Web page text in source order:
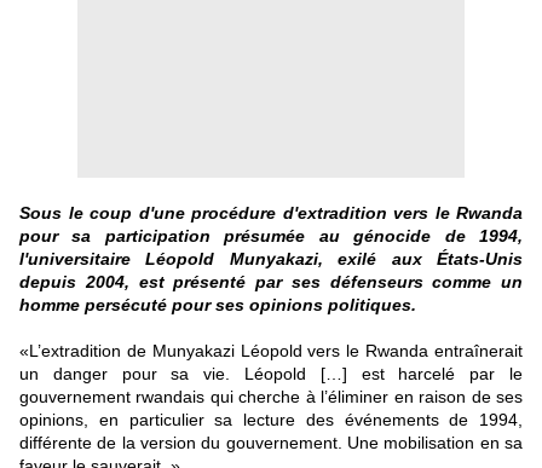
Sous le coup d'une procédure d'extradition vers le Rwanda
pour sa participation présumée au génocide de 1994,
l'universitaire Léopold Munyakazi, exilé aux États-Unis
depuis 2004, est présenté par ses défenseurs comme un
homme persécuté pour ses opinions politiques.
«L’extradition de Munyakazi Léopold vers le Rwanda entraînerait
un danger pour sa vie. Léopold […] est harcelé par le
gouvernement rwandais qui cherche à l’éliminer en raison de ses
opinions, en particulier sa lecture des événements de 1994,
différente de la version du gouvernement. Une mobilisation en sa